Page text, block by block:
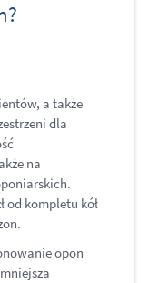
a także
dla
na
od kompletu kół
opon